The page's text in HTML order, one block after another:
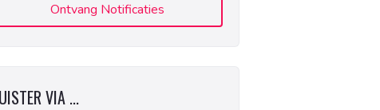
Ontvang Notificaties
VIA ...